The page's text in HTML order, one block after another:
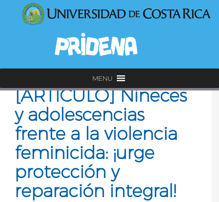
MENU
[ARTÍCULO] Niñeces
y adolescencias
frente a la violencia
feminicida: ¡urge
protección y
reparación integral!